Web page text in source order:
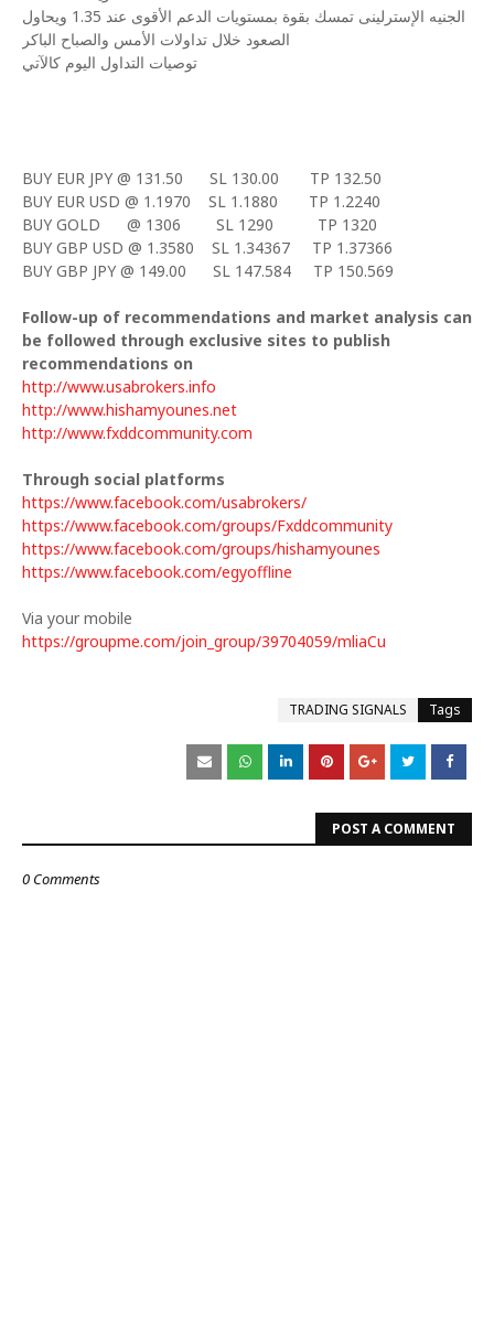
الجنيه الإسترلينى تمسك بقوة بمستويات الدعم الأقوى عند 1.35 ويحاول
الصعود خلال تداولات الأمس والصباح الباكر
توصيات التداول اليوم كالآتي
BUY EUR JPY @ 131.50 SL 130.00
TP 132.50
BUY EUR USD @ 1.1970
SL 1.1880
TP 1.2240
BUY GOLD
@ 1306 SL 1290
TP 1320
BUY GBP USD @ 1.3580
SL 1.34367
TP 1.37366
BUY GBP JPY @ 149.00
SL 147.584 TP 150.569
Follow-up of recommendations and market analysis can
be followed through exclusive sites to publish
recommendations on
http://www.usabrokers.info
http://www.hishamyounes.net
http://www.fxddcommunity.com
Through social platforms
https://www.facebook.com/usabrokers/
https://www.facebook.com/groups/Fxddcommunity
https://www.facebook.com/groups/hishamyounes
https://www.facebook.com/egyoffline
Via your mobile
https://groupme.com/join_group/39704059/mliaCu
Tags
TRADING SIGNALS
POST A COMMENT
0 Comments